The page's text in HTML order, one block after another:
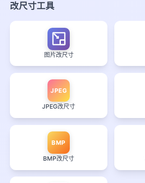
改尺寸工具
图片改尺寸
JPEG
JPEG改尺寸
BMP
BMP改尺寸